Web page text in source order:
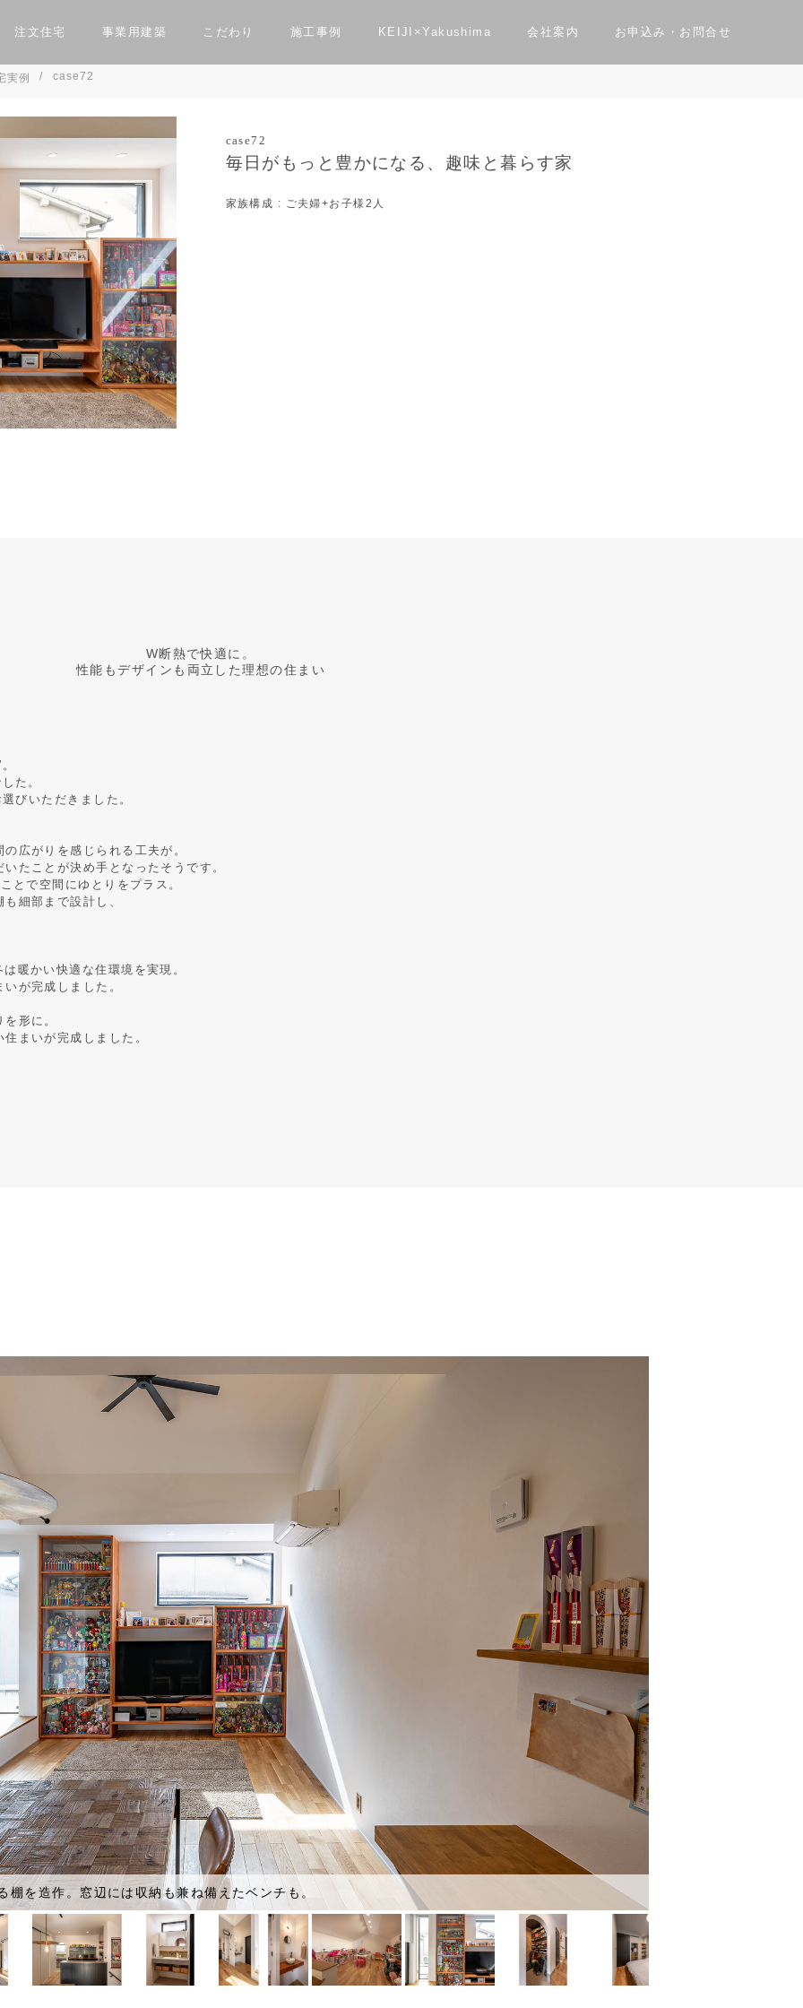
注文住宅
る方へ KEIJI30周年キャンペーン セミオーダー住宅”bori”
事業用建築
事業用建築をお考えの方へ
こだわり
ン
施工事例
リノベーション実例
KEIJI×Yakushima
Luxury Villa Keiu Private Villa Nau
会社案内
スタッフ紹介 お知らせ
お申込み・お問合せ
相談会 住まいづくり相談会
実例 case72
case72
毎日がもっと豊かになる、趣味と暮らす家
家族構成 : ご夫婦+お子様2人
W断熱で快適に。
性能もデザインも両立した理想の住まい
た。
びいただきました。
広がりを感じられる工夫が。
たことが決め手となったそうです。
とで空間にゆとりをプラス。
細部まで設計し、
暖かい快適な住環境を実現。
が完成しました。
形に。
まいが完成しました。
を造作。窓辺には収納も兼ね備えたベンチも。